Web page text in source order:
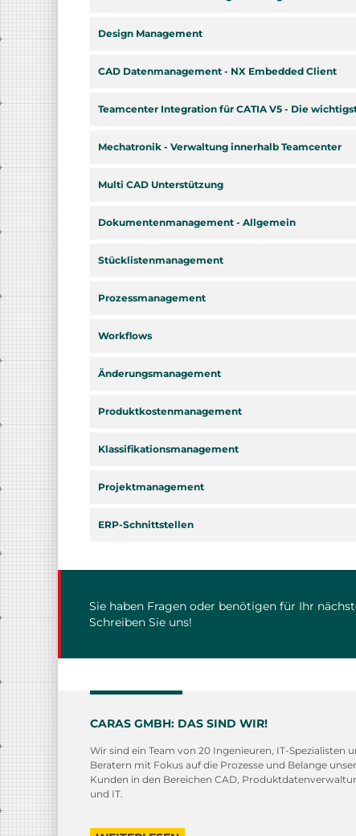
Design Management
CAD Datenmanagement - NX Embedded Client
Teamcenter Integration für CATIA V5 - Die
Mechatronik - Verwaltung innerhalb Teamcenter
Multi CAD Unterstützung
Dokumentenmanagement - Allgemein
Stücklistenmanagement
Prozessmanagement
Workflows
Änderungsmanagement
Produktkostenmanagement
Klassifikationsmanagement
Projektmanagement
ERP-Schnittstellen
Sie haben Fragen oder benötigen für Ihr
Schreiben Sie uns!
CARAS GMBH: DAS SIND WIR!
Wir sind ein Team von 20 Ingenieuren, IT-Spezialisten
Beratern mit Fokus auf die Prozesse und Belange
Kunden in den Bereichen CAD,
und IT.